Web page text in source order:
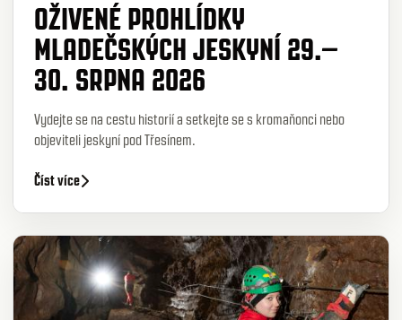
OŽIVENÉ PROHLÍDKY
MLADEČSKÝCH JESKYNÍ 29.–
30. SRPNA 2026
Vydejte se na cestu historií a setkejte se s kromaňonci nebo
objeviteli jeskyní pod Třesínem.
Číst více